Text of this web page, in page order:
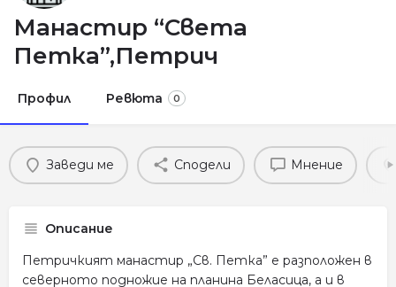
Манастир “Света
Петка”,Петрич
Профил Ревюта 0
Заведи ме Сподели Мнение
Описание
Петричкият манастир „Св. Петка” е разположен в
северното подножие на планина Беласица, а и в